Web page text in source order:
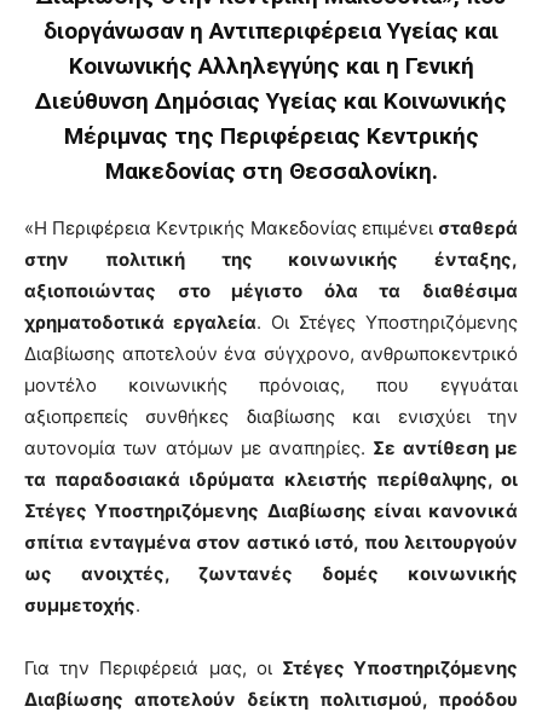
διοργάνωσαν η Αντιπεριφέρεια Υγείας και
Κοινωνικής Αλληλεγγύης και η Γενική
Διεύθυνση Δημόσιας Υγείας και Κοινωνικής
Μέριμνας της Περιφέρειας Κεντρικής
Μακεδονίας στη Θεσσαλονίκη.
«Η Περιφέρεια Κεντρικής Μακεδονίας επιμένει σταθερά
στην πολιτική της κοινωνικής ένταξης,
αξιοποιώντας στο μέγιστο όλα τα διαθέσιμα
χρηματοδοτικά εργαλεία. Οι Στέγες Υποστηριζόμενης
Διαβίωσης αποτελούν ένα σύγχρονο, ανθρωποκεντρικό
μοντέλο κοινωνικής πρόνοιας, που εγγυάται
αξιοπρεπείς συνθήκες διαβίωσης και ενισχύει την
αυτονομία των ατόμων με αναπηρίες. Σε αντίθεση με
τα παραδοσιακά ιδρύματα κλειστής περίθαλψης, οι
Στέγες Υποστηριζόμενης Διαβίωσης είναι κανονικά
σπίτια ενταγμένα στον αστικό ιστό, που λειτουργούν
ως ανοιχτές, ζωντανές δομές κοινωνικής
συμμετοχής.
Για την Περιφέρειά μας, οι Στέγες Υποστηριζόμενης
Διαβίωσης αποτελούν δείκτη πολιτισμού, προόδου